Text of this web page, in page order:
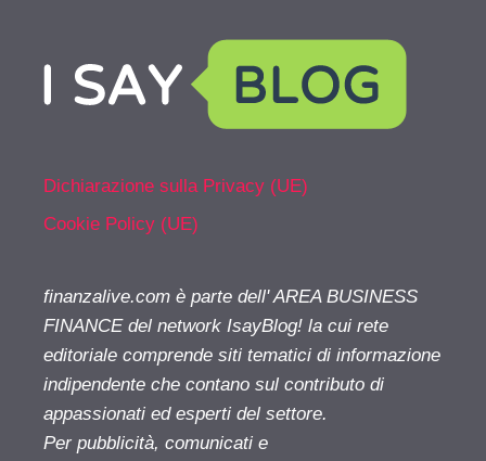
Dichiarazione sulla Privacy (UE)
Cookie Policy (UE)
finanzalive.com è parte dell' AREA BUSINESS
FINANCE del network IsayBlog! la cui rete
editoriale comprende siti tematici di informazione
indipendente che contano sul contributo di
appassionati ed esperti del settore.
Per pubblicità, comunicati e